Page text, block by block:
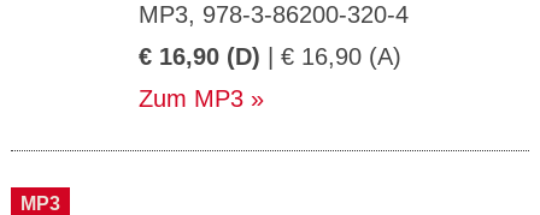
MP3, 978-3-86200-320-4
€ 16,90 (D) | € 16,90 (A)
Zum MP3
MP3